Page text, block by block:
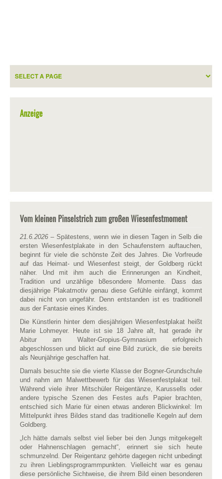
Anzeige
Vom kleinen Pinselstrich zum großen Wiesenfestmoment
21.6.2026 – Spätestens, wenn wie in diesen Tagen in Selb die
ersten Wiesenfestplakate in den Schaufenstern auftauchen,
beginnt für viele die schönste Zeit des Jahres. Die Vorfreude
auf das Heimat- und Wiesenfest steigt, der Goldberg rückt
näher. Und mit ihm auch die Erinnerungen an Kindheit,
Tradition und unzählige b8esondere Momente. Dass das
diesjährige Plakatmotiv genau diese Gefühle einfängt, kommt
dabei nicht von ungefähr. Denn entstanden ist es traditionell
aus der Fantasie eines Kindes.
Die Künstlerin hinter dem diesjährigen Wiesenfestplakat heißt
Marie Lohmeyer. Heute ist sie 18 Jahre alt, hat gerade ihr
Abitur am Walter-Gropius-Gymnasium erfolgreich
abgeschlossen und blickt auf eine Bild zurück, die sie bereits
als Neunjährige geschaffen hat.
Damals besuchte sie die vierte Klasse der Bogner-Grundschule
und nahm am Malwettbewerb für das Wiesenfestplakat teil.
Während viele ihrer Mitschüler Reigentänze, Karussells oder
andere typische Szenen des Festes aufs Papier brachten,
entschied sich Marie für einen etwas anderen Blickwinkel: Im
Mittelpunkt ihres Bildes stand das traditionelle Kegeln auf dem
Goldberg.
„Ich hätte damals selbst viel lieber bei den Jungs mitgekegelt
oder Hahnenschlagen gemacht“, erinnert sie sich heute
schmunzelnd. Der Reigentanz gehörte dagegen nicht unbedingt
zu ihren Lieblingsprogrammpunkten. Vielleicht war es genau
diese persönliche Sichtweise, die ihrem Bild einen besonderen